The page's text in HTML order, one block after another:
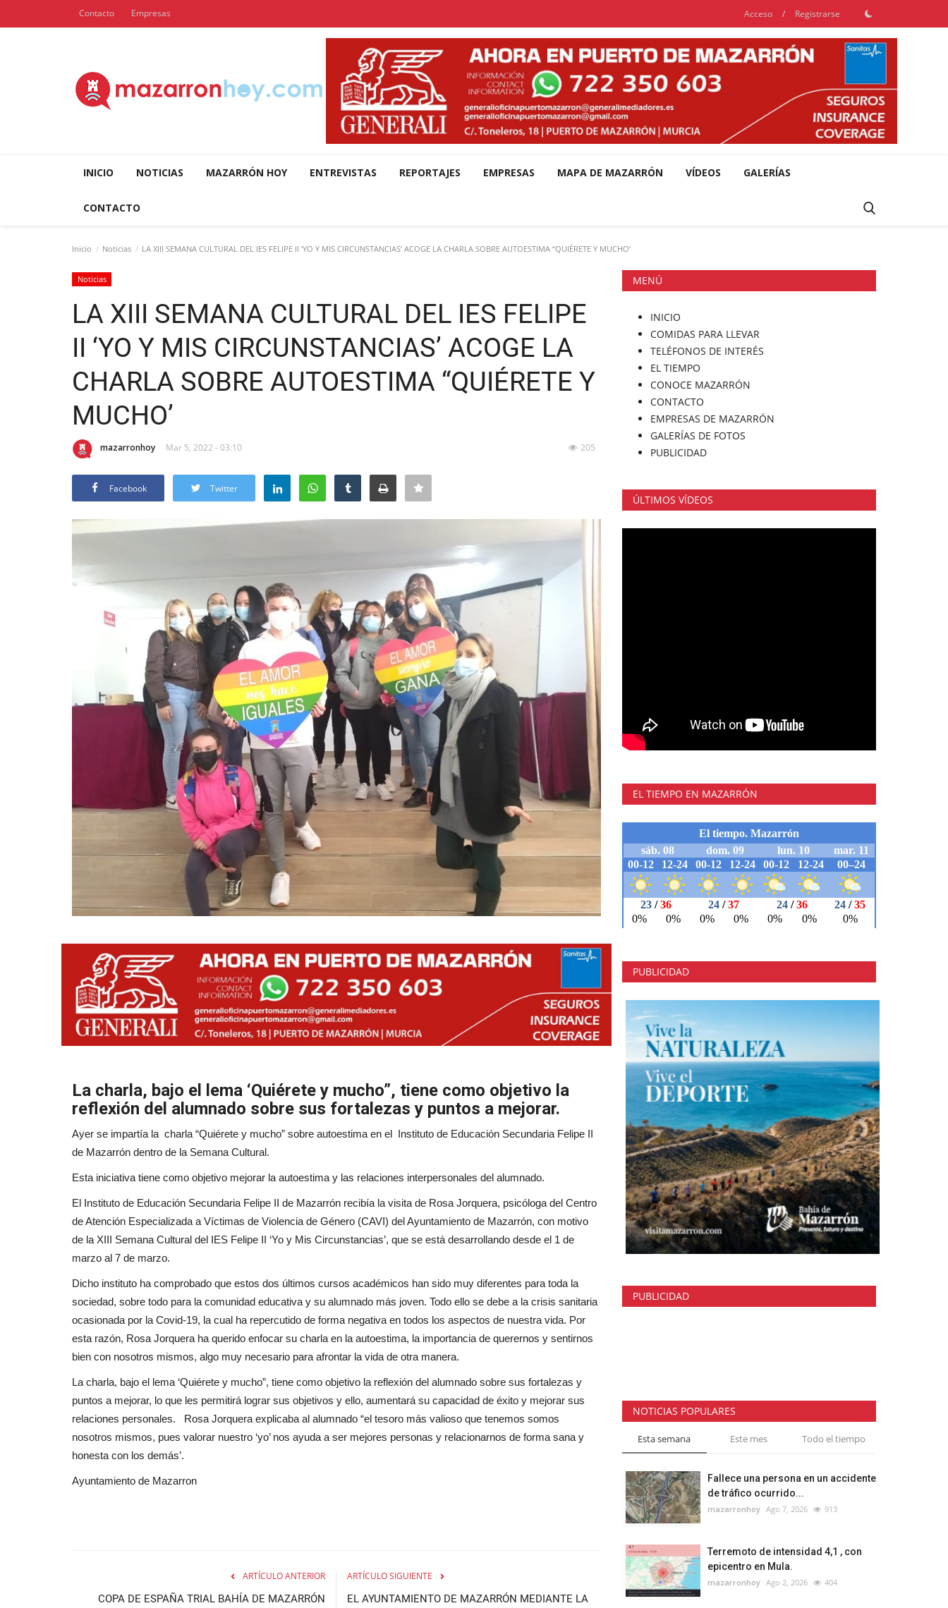
Contacto Empresas Acceso / Registrarse
INICIO NOTICIAS MAZARRÓN HOY ENTREVISTAS REPORTAJES EMPRESAS MAPA DE MAZARRÓN VÍDEOS GALERÍAS
CONTACTO
Inicio Noticias LA XIII SEMANA CULTURAL DEL IES FELIPE II ‘YO Y MIS CIRCUNSTANCIAS’ ACOGE LA CHARLA SOBRE AUTOESTIMA “QUIÉRETE Y MUCHO’
Noticias
LA XIII SEMANA CULTURAL DEL IES FELIPE
II ‘YO Y MIS CIRCUNSTANCIAS’ ACOGE LA
CHARLA SOBRE AUTOESTIMA “QUIÉRETE Y
MUCHO’
mazarronhoy Mar 5, 2022 - 03:10 205
Facebook Twitter
La charla, bajo el lema ‘Quiérete y mucho”, tiene como objetivo la
reflexión del alumnado sobre sus fortalezas y puntos a mejorar.
Ayer se impartía la charla “Quiérete y mucho” sobre autoestima en el Instituto de Educación Secundaria Felipe II
de Mazarrón dentro de la Semana Cultural.
Esta iniciativa tiene como objetivo mejorar la autoestima y las relaciones interpersonales del alumnado.
El Instituto de Educación Secundaria Felipe II de Mazarrón recibía la visita de Rosa Jorquera, psicóloga del Centro
de Atención Especializada a Víctimas de Violencia de Género (CAVI) del Ayuntamiento de Mazarrón, con motivo
de la XIII Semana Cultural del IES Felipe II ‘Yo y Mis Circunstancias’, que se está desarrollando desde el 1 de
marzo al 7 de marzo.
Dicho instituto ha comprobado que estos dos últimos cursos académicos han sido muy diferentes para toda la
sociedad, sobre todo para la comunidad educativa y su alumnado más joven. Todo ello se debe a la crisis sanitaria
ocasionada por la Covid-19, la cual ha repercutido de forma negativa en todos los aspectos de nuestra vida. Por
esta razón, Rosa Jorquera ha querido enfocar su charla en la autoestima, la importancia de querernos y sentirnos
bien con nosotros mismos, algo muy necesario para afrontar la vida de otra manera.
La charla, bajo el lema ‘Quiérete y mucho”, tiene como objetivo la reflexión del alumnado sobre sus fortalezas y
puntos a mejorar, lo que les permitirá lograr sus objetivos y ello, aumentará su capacidad de éxito y mejorar sus
relaciones personales. Rosa Jorquera explicaba al alumnado “el tesoro más valioso que tenemos somos
nosotros mismos, pues valorar nuestro ‘yo’ nos ayuda a ser mejores personas y relacionarnos de forma sana y
honesta con los demás’.
Ayuntamiento de Mazarron
ARTÍCULO ANTERIOR
COPA DE ESPAÑA TRIAL BAHÍA DE MAZARRÓN
ARTÍCULO SIGUIENTE
EL AYUNTAMIENTO DE MAZARRÓN MEDIANTE LA
MENÚ
INICIO
COMIDAS PARA LLEVAR
TELÉFONOS DE INTERÉS
EL TIEMPO
CONOCE MAZARRÓN
CONTACTO
EMPRESAS DE MAZARRÓN
GALERÍAS DE FOTOS
PUBLICIDAD
ÚLTIMOS VÍDEOS
EL TIEMPO EN MAZARRÓN
PUBLICIDAD
PUBLICIDAD
NOTICIAS POPULARES
Esta semana Este mes Todo el tiempo
Fallece una persona en un accidente
de tráfico ocurrido...
mazarronhoy Ago 7, 2026 913
Terremoto de intensidad 4,1 , con
epicentro en Mula.
mazarronhoy Ago 2, 2026 404